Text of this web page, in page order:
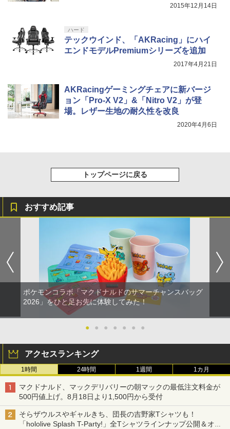
2015年12月14日
ハード
テックウインド、「AKRacing」にハイ
エンドモデルPremiumシリーズを追加
2017年4月21日
AKRacingゲーミングチェアに新バージ
ョン「Pro-X V2」&「Nitro V2」が登
場。レザー生地の耐久性を改良
2020年4月6日
トップページに戻る
おすすめ記事
ポケモンコラボ「マクドナルドのサマーチャンスバッグ
2026」をひと足お先に体験してみた！
● ● ● ● ● ● ●
アクセスランキング
1時間 24時間 1週間 1カ月
マクドナルド、マックデリバリーの朝マックの最低注文料金が
500円値上げ。8月18日より1,500円から受付
そらザウルスやギャルきち、団長の吉野家Tシャツも！
「hololive Splash T-Party!」全Tシャツラインナップ公開＆オン